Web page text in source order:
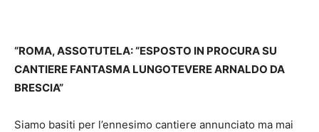
“ROMA, ASSOTUTELA: “ESPOSTO IN PROCURA SU
CANTIERE FANTASMA LUNGOTEVERE ARNALDO DA
BRESCIA”
Siamo basiti per l’ennesimo cantiere annunciato ma mai